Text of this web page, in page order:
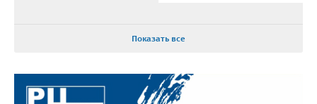
Показать все